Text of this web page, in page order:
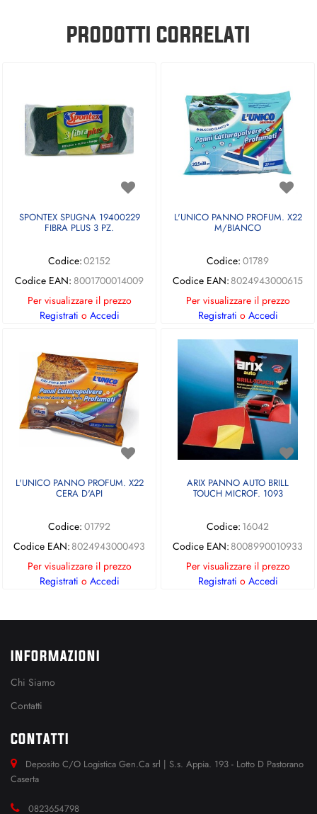
PRODOTTI CORRELATI
SPONTEX SPUGNA 19400229
FIBRA PLUS 3 PZ.
Codice:02152
Codice EAN: 8001700014009
Per visualizzare il prezzo
Registrati o Accedi
L'UNICO PANNO PROFUM. X22
M/BIANCO
Codice: 01789
Codice EAN: 8024943000615
Per visualizzare il prezzo
Registrati o Accedi
L'UNICO PANNO PROFUM. X22
CERA D'API
Codice: 01792
Codice EAN: 8024943000493
Per visualizzare il prezzo
Registrati o Accedi
ARIX PANNO AUTO BRILL
TOUCH MICROF. 1093
Codice: 16042
Codice EAN: 8008990010933
Per visualizzare il prezzo
Registrati o Accedi
INFORMAZIONI
Chi Siamo
Contatti
CONTATTI
Deposito C/O Logistica Gen.Ca srl | S.s. Appia. 193 - Lotto D Pastorano
Caserta
0823654798